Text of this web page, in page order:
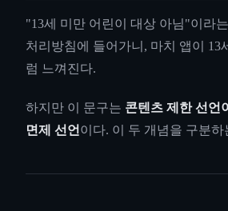
"13세 미만 어린이 대상 아님"이라
처리방침에 들어가니, 마치 앱이 13
럼 느껴진다.
하지만 이 문구는 콘텐츠 제한 선언
면제 선언 이다. 이 두 개념을 구분